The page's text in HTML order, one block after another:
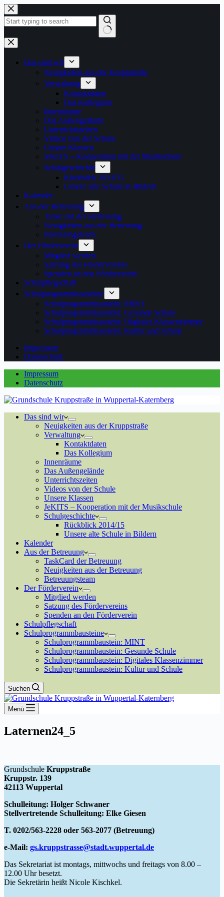
Zum
Inhalt
springen
Keine
Ergebnisse
Das sind wir
Neuigkeiten aus der Kruppstraße
Verwaltung
Kontaktdaten
Das Kollegium
Innenräume
Das Außengelände
Unterrichtszeiten
Videos von der Schule
Unsere Klassen
JeKITS – Kooperation mit der Musikschule
Schulgeschichte
Rückblick 2014/15
Unsere alte Schule in Bildern
Kalender
Aus der Betreuung
TaskCard der Betreuung
Neuigkeiten aus der Betreuung
Betreuungsteam
Der Förderverein
Mitglied werden
Satzung des Fördervereins
Spenden an den Förderverein
Schulpflegschaft
Schulprogrammbausteine
Schulprogrammbaustein: MINT
Schulprogrammbaustein: Gesunde Schule
Schulprogrammbaustein: Digitales Klassenzimmer
Schulprogrammbaustein: Kultur und Schule
Impressum
Datenschutz
Impressum
Datenschutz
Das sind wir
Neuigkeiten aus der Kruppstraße
Verwaltung
Kontaktdaten
Das Kollegium
Innenräume
Das Außengelände
Unterrichtszeiten
Videos von der Schule
Unsere Klassen
JeKITS – Kooperation mit der Musikschule
Schulgeschichte
Rückblick 2014/15
Unsere alte Schule in Bildern
Kalender
Aus der Betreuung
TaskCard der Betreuung
Neuigkeiten aus der Betreuung
Betreuungsteam
Der Förderverein
Mitglied werden
Satzung des Fördervereins
Spenden an den Förderverein
Schulpflegschaft
Schulprogrammbausteine
Schulprogrammbaustein: MINT
Schulprogrammbaustein: Gesunde Schule
Schulprogrammbaustein: Digitales Klassenzimmer
Schulprogrammbaustein: Kultur und Schule
Suchen
Menü
Laternen24_5
Grundschule Kruppstraße
Kruppstr. 139
42113 Wuppertal
Schulleitung: Holger Schwaner
Stellvertretende Schulleitung: Elke Giesen
T. 0202/563-2228 oder 563-2077 (Betreuung)
e-Mail: gs.kruppstrasse@stadt.wuppertal.de
Das Sekretariat ist montags, mittwochs und freitags von 8.00 –
12.00 Uhr besetzt.
Die Sekretärin heißt Nicole Kischkel.